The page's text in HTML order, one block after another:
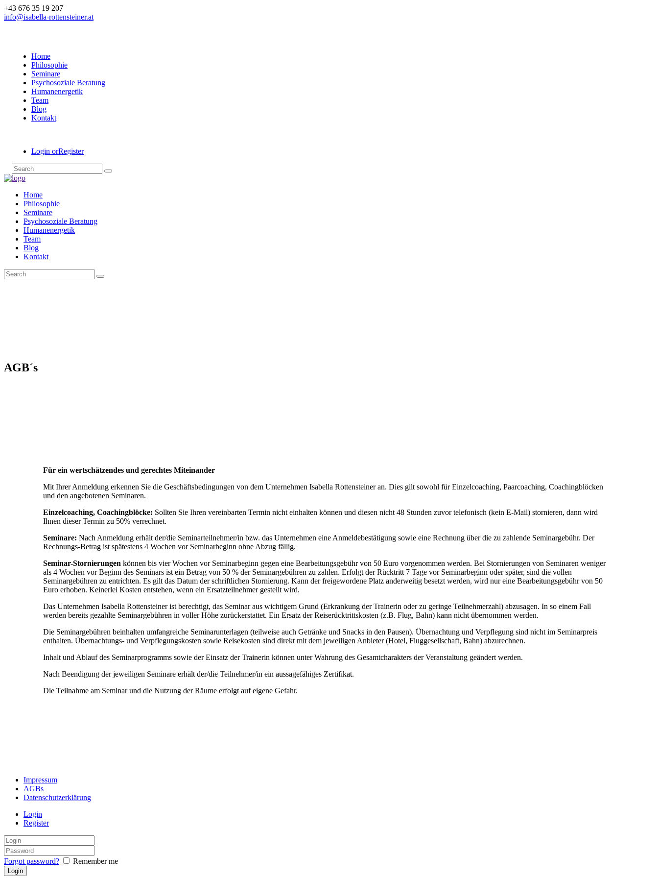
+43 676 35 19 207
info@isabella-rottensteiner.at
Home
Philosophie
Seminare
Psychosoziale Beratung
Humanenergetik
Team
Blog
Kontakt
Login orRegister
Home
Philosophie
Seminare
Psychosoziale Beratung
Humanenergetik
Team
Blog
Kontakt
AGB´s
Für ein wertschätzendes und gerechtes Miteinander
Mit Ihrer Anmeldung erkennen Sie die Geschäftsbedingungen von dem Unternehmen Isabella Rottensteiner an. Dies gilt sowohl für Einzelcoaching, Paarcoaching, Coachingblöcken
und den angebotenen Seminaren.
Einzelcoaching, Coachingblöcke: Sollten Sie Ihren vereinbarten Termin nicht einhalten können und diesen nicht 48 Stunden zuvor telefonisch (kein E-Mail) stornieren, dann wird
Ihnen dieser Termin zu 50% verrechnet.
Seminare: Nach Anmeldung erhält der/die Seminarteilnehmer/in bzw. das Unternehmen eine Anmeldebestätigung sowie eine Rechnung über die zu zahlende Seminargebühr. Der
Rechnungs-Betrag ist spätestens 4 Wochen vor Seminarbeginn ohne Abzug fällig.
Seminar-Stornierungen können bis vier Wochen vor Seminarbeginn gegen eine Bearbeitungsgebühr von 50 Euro vorgenommen werden. Bei Stornierungen von Seminaren weniger
als 4 Wochen vor Beginn des Seminars ist ein Betrag von 50 % der Seminargebühren zu zahlen. Erfolgt der Rücktritt 7 Tage vor Seminarbeginn oder später, sind die vollen
Seminargebühren zu entrichten. Es gilt das Datum der schriftlichen Stornierung. Kann der freigewordene Platz anderweitig besetzt werden, wird nur eine Bearbeitungsgebühr von 50
Euro erhoben. Keinerlei Kosten entstehen, wenn ein Ersatzteilnehmer gestellt wird.
Das Unternehmen Isabella Rottensteiner ist berechtigt, das Seminar aus wichtigem Grund (Erkrankung der Trainerin oder zu geringe Teilnehmerzahl) abzusagen. In so einem Fall
werden bereits gezahlte Seminargebühren in voller Höhe zurückerstattet. Ein Ersatz der Reiserücktrittskosten (z.B. Flug, Bahn) kann nicht übernommen werden.
Die Seminargebühren beinhalten umfangreiche Seminarunterlagen (teilweise auch Getränke und Snacks in den Pausen). Übernachtung und Verpflegung sind nicht im Seminarpreis
enthalten. Übernachtungs- und Verpflegungskosten sowie Reisekosten sind direkt mit dem jeweiligen Anbieter (Hotel, Fluggesellschaft, Bahn) abzurechnen.
Inhalt und Ablauf des Seminarprogramms sowie der Einsatz der Trainerin können unter Wahrung des Gesamtcharakters der Veranstaltung geändert werden.
Nach Beendigung der jeweiligen Seminare erhält der/die Teilnehmer/in ein aussagefähiges Zertifikat.
Die Teilnahme am Seminar und die Nutzung der Räume erfolgt auf eigene Gefahr.
Impressum
AGBs
Datenschutzerklärung
Login
Register
Forgot password? Remember me